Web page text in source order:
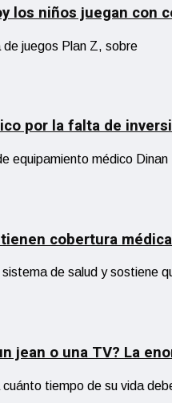
niños juegan con
juegos Plan Z, sobre
por la falta de
equipamiento médico Dinan
cobertura médica
de salud y sostiene
jean o una TV? La
tiempo de su vida